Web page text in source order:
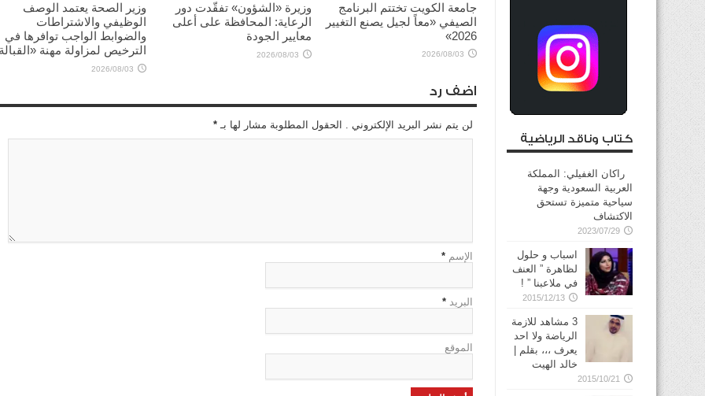
جامعة الكويت تختتم البرنامج
الصيفي «معاً لجيل يصنع التغيير
2026»
2026/08/03
وزيرة «الشؤون» تفقّدت دور
الرعاية: المحافظة على أعلى
معايير الجودة
2026/08/03
وزير الصحة يعتمد الوصف
الوظيفي والاشتراطات
والضوابط الواجب توافرها في
الترخيص لمزاولة مهنة
2026/08/03
اضف رد
لن يتم نشر البريد الإلكتروني . الحقول المطلوبة مشار لها بـ *
الإسم *
البريد *
الموقع
كتاب وناقد الرياضية
راكان الغفيلي: المملكة
العربية السعودية وجهة
سياحية متميزة تستحق
الاكتشاف
2023/07/29
اسباب و حلول
لظاهرة ” العنف
في ملاعبنا ” !
2015/12/13
3 مشاهد للازمة
الرياضة ولا احد
يعرف ،،، بقلم |
خالد الهيت
2015/10/21